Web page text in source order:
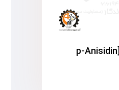
پی آنیزیدین p-Anisidin]